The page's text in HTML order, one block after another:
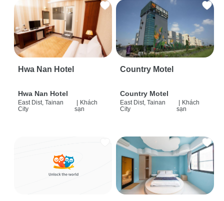
Hwa Nan Hotel
Hwa Nan Hotel
East Dist, Tainan
City
| Khách
sạn
Country Motel
Country Motel
East Dist, Tainan
City
| Khách
sạn